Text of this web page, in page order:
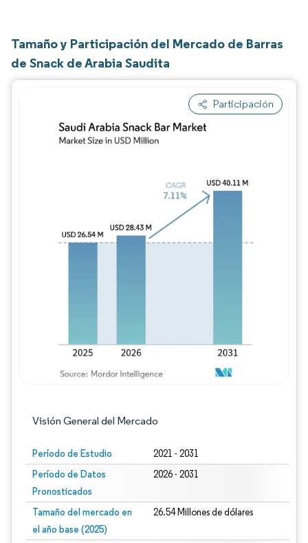
Tamaño y Participación del Mercado de Barras
de Snack de Arabia Saudita
Participación
Visión General del Mercado
Período de Estudio 2021 - 2031
Período de Datos
Pronosticados
2026 - 2031
Tamaño del mercado en
el año base (2025)
26.54 Millones de dólares